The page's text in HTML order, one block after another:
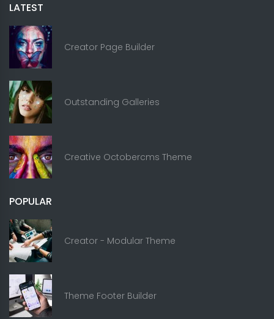
LATEST
Creator Page Builder
Outstanding Galleries
Creative Octobercms Theme
POPULAR
Creator - Modular Theme
Theme Footer Builder